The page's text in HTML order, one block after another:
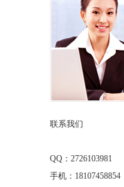
联系我们
QQ：2726103981
手机：18107458854